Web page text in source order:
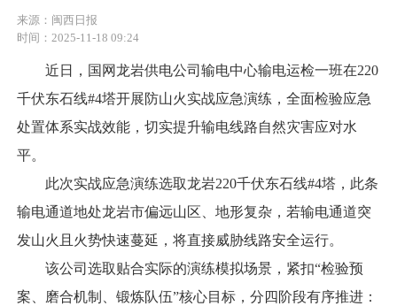
来源：闽西日报
时间：2025-11-18 09:24
近日，国网龙岩供电公司输电中心输电运检一班在220
千伏东石线#4塔开展防山火实战应急演练，全面检验应急
处置体系实战效能，切实提升输电线路自然灾害应对水
平。
此次实战应急演练选取龙岩220千伏东石线#4塔，此条
输电通道地处龙岩市偏远山区、地形复杂，若输电通道突
发山火且火势快速蔓延，将直接威胁线路安全运行。
该公司选取贴合实际的演练模拟场景，紧扣“检验预
案、磨合机制、锻炼队伍”核心目标，分四阶段有序推进：